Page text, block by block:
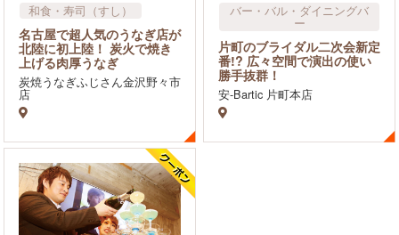
和食・寿司（すし）
名古屋で超人気のうなぎ店が
北陸に初上陸！ 炭火で焼き
上げる肉厚うなぎ
炭焼うなぎふじさん金沢野々市
店
バー・バル・ダイニングバ
ー
2次会の飲食店
片町のブライダル二次会新定
番!? 広々空間で演出の使い
勝手抜群！
安-Bartic 片町本店